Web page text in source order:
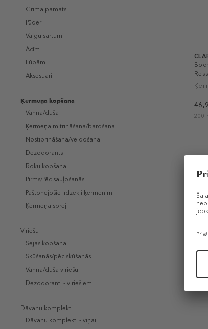
Grima pamats
Pūderi
Vaigu sārtumi
Acīm
Lūpām
Aksesuāri
Ķermeņa kopšana
Vanna/duša
Ķermeņa mitrināšana/barošana
Nostiprināšana/veidošana
Dezodorants
Roku kopšana
Pirms/Pēc sauļošanās
Paštonējošie līdzekļi ķermenim
Ķermeņa spreji
Vīriešu
Sejas kopšana
Skūšanās/pēc skūšanās
Vanna/duša vīriešu
Dezodoranti - vīriešiem
Dāvanu komplekti
Dāvanu komplekti - viņai
200